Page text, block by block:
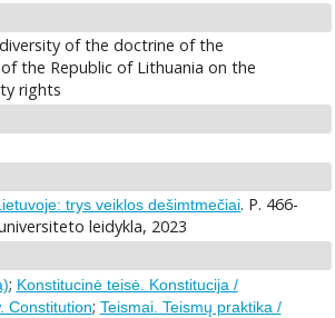
of the doctrine of the
the Republic of Lithuania on the
rights
trys veiklos dešimtmečiai. P. 466-
leidykla, 2023
; Konstitucinė teisė. Konstitucija /
Constitution; Teismai. Teismų praktika /